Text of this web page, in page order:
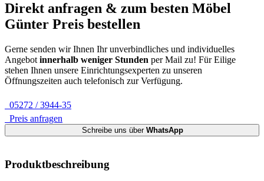
Direkt anfragen & zum besten Möbel
Günter Preis bestellen
Gerne senden wir Ihnen Ihr unverbindliches und individuelles
Angebot innerhalb weniger Stunden per Mail zu! Für Eilige
stehen Ihnen unsere Einrichtungsexperten zu unseren
Öffnungszeiten auch telefonisch zur Verfügung.
05272 / 3944-35
Preis anfragen
Schreibe uns über WhatsApp
Produktbeschreibung